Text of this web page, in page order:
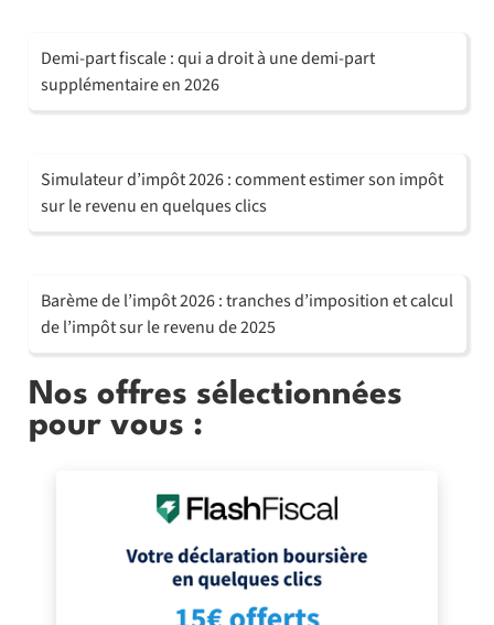
Demi-part fiscale : qui a droit à une demi-part
supplémentaire en 2026
Simulateur d’impôt 2026 : comment estimer son impôt
sur le revenu en quelques clics
Barème de l’impôt 2026 : tranches d’imposition et calcul
de l’impôt sur le revenu de 2025
Nos offres sélectionnées
pour vous :